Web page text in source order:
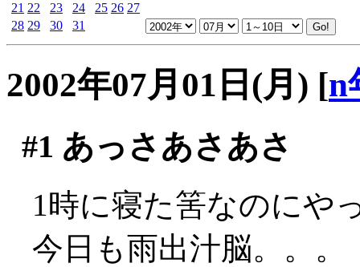
21 22 23 24 25 26 27
28 29 30 31
2002年07月01日(月) [n
#1 あっさあさあさ
1時に寝た筈なのにや
今日も雨出汁脳。。。